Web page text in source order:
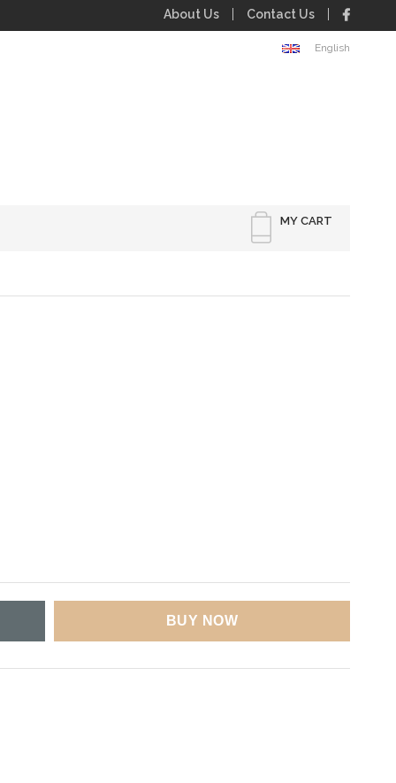
About Us Contact Us
English
MY CART